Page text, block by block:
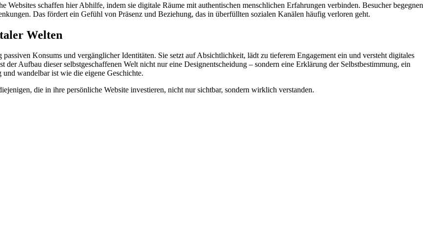
schaffen hier Abhilfe, indem sie digitale Räume mit authentischen menschlichen Erfahrungen verbinden. Besucher begegnen
Das fördert ein Gefühl von Präsenz und Beziehung, das in überfüllten sozialen Kanälen häufig verloren geht.
Welten
Konsums und vergänglicher Identitäten. Sie setzt auf Absichtlichkeit, lädt zu tieferem Engagement ein und versteht digitales
Aufbau dieser selbstgeschaffenen Welt nicht nur eine Designentscheidung – sondern eine Erklärung der Selbstbestimmung, ein
wandelbar ist wie die eigene Geschichte.
die in ihre persönliche Website investieren, nicht nur sichtbar, sondern wirklich verstanden.